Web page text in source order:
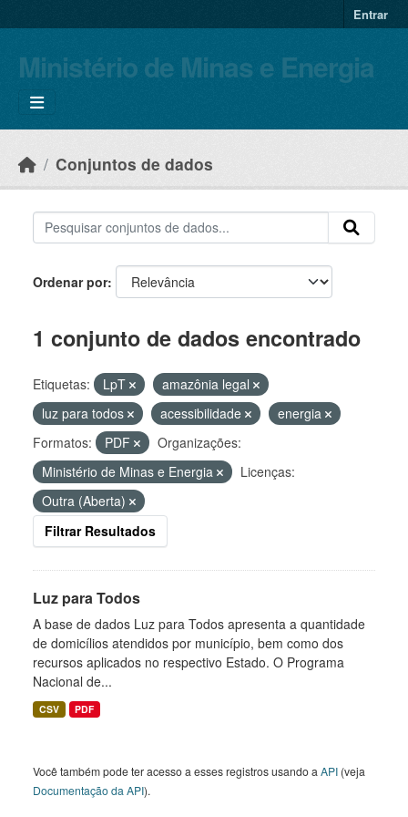
Entrar
Ministério de Minas e Energia
Conjuntos de dados
Ordenar por
1 conjunto de dados encontrado
Etiquetas: LpT
amazônia legal
luz para todos
acessibilidade
energia
Formatos:
PDF
Organizações:
Ministério de Minas e Energia
Licenças:
Outra (Aberta)
Filtrar Resultados
Luz para Todos
A base de dados Luz para Todos apresenta a quantidade
de domicílios atendidos por município, bem como dos
recursos aplicados no respectivo Estado. O Programa
Nacional de...
CSV PDF
Você também pode ter acesso a esses registros usando a API (veja
Documentação da API).